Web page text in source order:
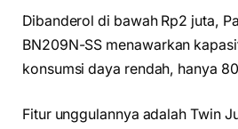
Dibanderol di bawah Rp2 juta,
BN209N-SS menawarkan
konsumsi daya rendah, hanya
Fitur unggulannya adalah Twin